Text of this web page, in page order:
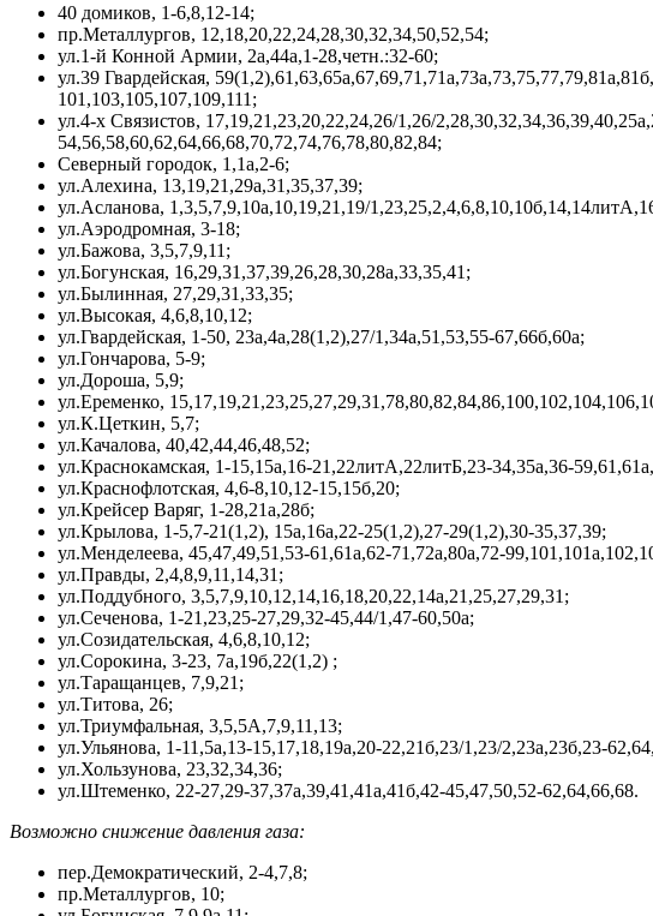
40 домиков, 1-6,8,12-14;
пр.Металлургов, 12,18,20,22,24,28,30,32,34,50,52,54;
ул.1-й Конной Армии, 2а,44а,1-28,четн.:32-60;
ул.39 Гвардейская,
101,103,105,107,109,111;
ул.4-х Связистов, 17,19,21,23,20,22,24,26/1,26/
54,56,58,60,62,64,66,68,70,72,74,76,78,80,82,84;
Северный городок, 1,1а,2-6;
ул.Алехина, 13,19,21,29а,31,35,37,39;
ул.Асланова, 1,3,5,7,9,10а,10,19,21,19/
ул.Аэродромная, 3-18;
ул.Бажова, 3,5,7,9,11;
ул.Богунская, 16,29,31,37,39,26,28,30,28а,33,35,41;
ул.Былинная, 27,29,31,33,35;
ул.Высокая, 4,6,8,10,12;
ул.Гвардейская, 1-50, 23а,4а,28(1,2),27/1,34а,51,53,55-67,66б,60а;
ул.Гончарова, 5-9;
ул.Дороша, 5,9;
ул.Еременко,
ул.К.Цеткин, 5,7;
ул.Качалова, 40,42,44,46,48,52;
ул.Краснокамская, 1-15,15а,16-21,22литА,22литБ,23-34,35а,36-
ул.Краснофлотская, 4,6-8,10,12-15,15б,20;
ул.Крейсер Варяг, 1-28,21а,28б;
ул.Крылова, 1-5,7-21(1,2), 15а,16а,22-25(1,2),27-29(1,2),30-35,37,39;
ул.Менделеева, 45,47,49,51,53-61,61а,62-71,72а,80а,72-
ул.Правды, 2,4,8,9,11,14,31;
ул.Поддубного, 3,5,7,9,10,12,14,16,18,20,22,14а,21,25,27,29,31;
ул.Сеченова, 1-21,23,25-27,29,32-45,44/1,47-60,50а;
ул.Созидательская, 4,6,8,10,12;
ул.Сорокина, 3-23, 7а,19б,22(1,2) ;
ул.Таращанцев, 7,9,21;
ул.Титова, 26;
ул.Триумфальная, 3,5,5А,7,9,11,13;
ул.Ульянова, 1-11,5а,13-15,17,18,19а,20-22,21б,23/1,23/2,23а,23б,23-
ул.Хользунова, 23,32,34,36;
ул.Штеменко, 22-27,29-37,37а,39,41,41а,41б,42-45,47,50,52-62,64,66,68.
Возможно снижение давления газа:
пер.Демократический, 2-4,7,8;
пр.Металлургов, 10;